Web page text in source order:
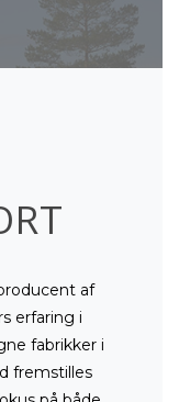
af
erfaring i
fabrikker i
fremstilles